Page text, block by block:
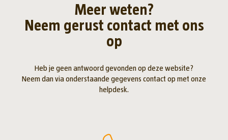
Meer weten?
Neem gerust contact met ons
op
Heb je geen antwoord gevonden op deze website?
Neem dan via onderstaande gegevens contact op met onze
helpdesk.